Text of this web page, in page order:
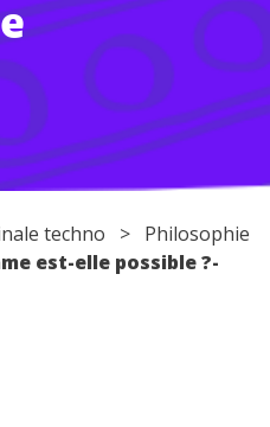
techno > Philosophie
est-elle possible ?-